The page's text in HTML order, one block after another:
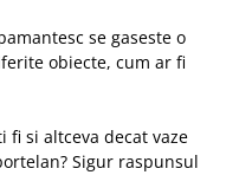
se gaseste o
obiecte, cum ar fi
fi si altceva decat vaze
Sigur raspunsul